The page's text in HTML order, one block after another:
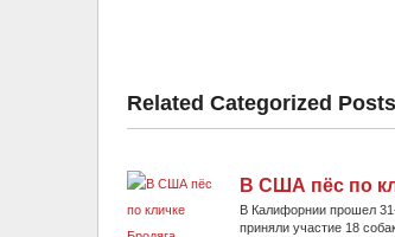
Related Categorized Posts
В США пёс по
В Калифорнии прошел
приняли участие 18